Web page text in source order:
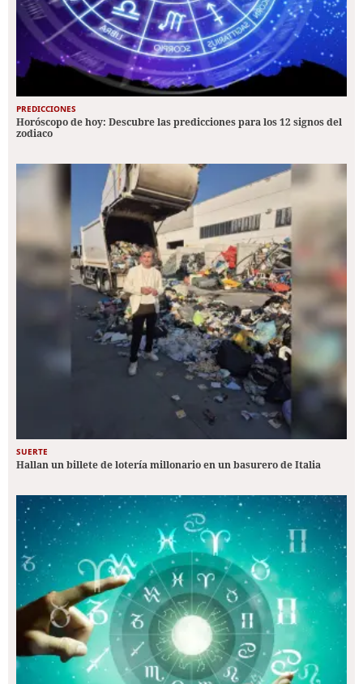
PREDICCIONES
Horóscopo de hoy: Descubre las predicciones para los 12 signos del
zodiaco
SUERTE
Hallan un billete de lotería millonario en un basurero de Italia